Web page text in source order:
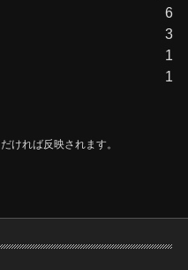
6
3
1
1
ければ反映されます。